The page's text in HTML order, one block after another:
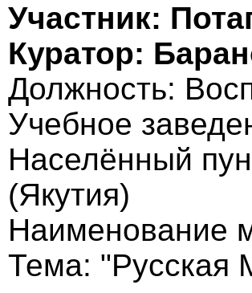
Участник:
Куратор:
Должность:
Учебное
Населённый
(Якутия)
Наименование
Тема: "Русская